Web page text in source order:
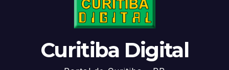
Curitiba Digital